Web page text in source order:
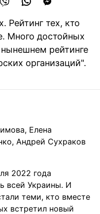
Рейтинг тех, кто
Много достойных
рейтинге
организаций".
, Елена
, Андрей Сухраков
2022 года
всей Украины. И
теми, кто вместе
встретил новый